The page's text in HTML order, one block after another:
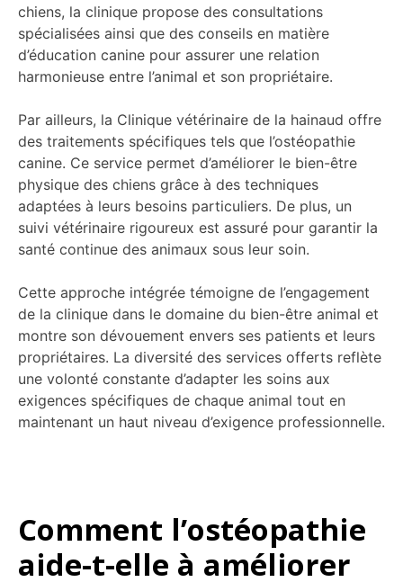
chiens, la clinique propose des consultations
spécialisées ainsi que des conseils en matière
d’éducation canine pour assurer une relation
harmonieuse entre l’animal et son propriétaire.
Par ailleurs, la Clinique vétérinaire de la hainaud offre
des traitements spécifiques tels que l’ostéopathie
canine. Ce service permet d’améliorer le bien-être
physique des chiens grâce à des techniques
adaptées à leurs besoins particuliers. De plus, un
suivi vétérinaire rigoureux est assuré pour garantir la
santé continue des animaux sous leur soin.
Cette approche intégrée témoigne de l’engagement
de la clinique dans le domaine du bien-être animal et
montre son dévouement envers ses patients et leurs
propriétaires. La diversité des services offerts reflète
une volonté constante d’adapter les soins aux
exigences spécifiques de chaque animal tout en
maintenant un haut niveau d’exigence professionnelle.
Comment l’ostéopathie
aide-t-elle à améliorer